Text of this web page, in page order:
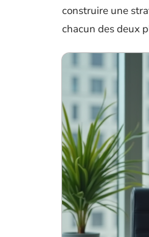
construire une
chacun des deux